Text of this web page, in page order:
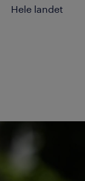
Hele landet